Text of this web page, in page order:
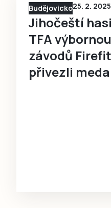
Budějovicko25. 2.
Jihočeští
TFA
závodů
přivezli